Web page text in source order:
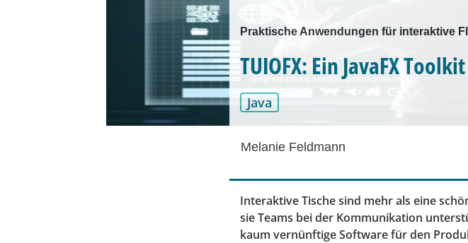
Praktische Anwendungen für interaktive
TUIOFX: Ein JavaFX
Java
Melanie Feldmann
Interaktive Tische sind mehr als eine
sie Teams bei der Kommunikation
kaum vernünftige Software für den